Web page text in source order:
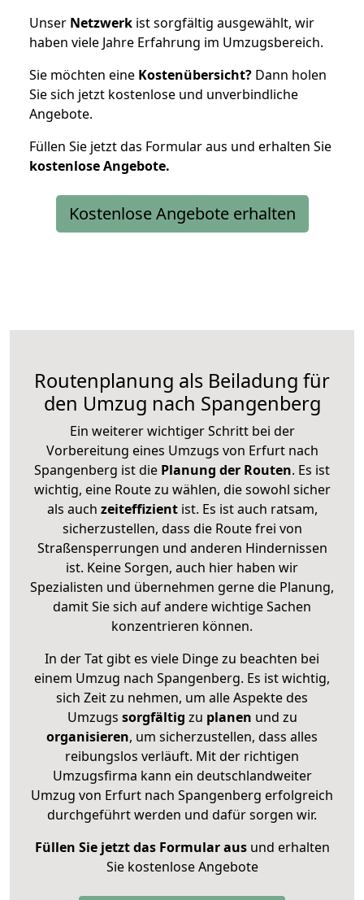
Unser Netzwerk ist sorgfältig ausgewählt, wir
haben viele Jahre Erfahrung im Umzugsbereich.
Sie möchten eine Kostenübersicht? Dann holen
Sie sich jetzt kostenlose und unverbindliche
Angebote.
Füllen Sie jetzt das Formular aus und erhalten Sie
kostenloseAngebote.
Kostenlose Angebote erhalten
Routenplanung als Beiladung für
den Umzug nach Spangenberg
Ein weiterer wichtiger Schritt bei der
Vorbereitung eines Umzugs von Erfurt nach
Spangenberg ist die Planung der Routen. Es ist
wichtig, eine Route zu wählen, die sowohl sicher
als auch zeiteffizientist. Es ist auch ratsam,
sicherzustellen, dass die Route frei von
Straßensperrungen und anderen Hindernissen
ist. Keine Sorgen, auch hier haben wir
Spezialisten und übernehmen gerne die Planung,
damit Sie sich auf andere wichtige Sachen
konzentrieren können.
In der Tat gibt es viele Dinge zu beachten bei
einem Umzug nach Spangenberg. Es ist wichtig,
sich Zeit zu nehmen, um alle Aspekte des
Umzugs sorgfältig zu planen und zu
organisieren, um sicherzustellen, dass alles
reibungslos verläuft. Mit der richtigen
Umzugsfirma kann ein deutschlandweiter
Umzug von Erfurt nach Spangenberg erfolgreich
durchgeführt werden und dafür sorgen wir.
Füllen Sie jetzt das Formular ausund erhalten
Sie kostenlose Angebote